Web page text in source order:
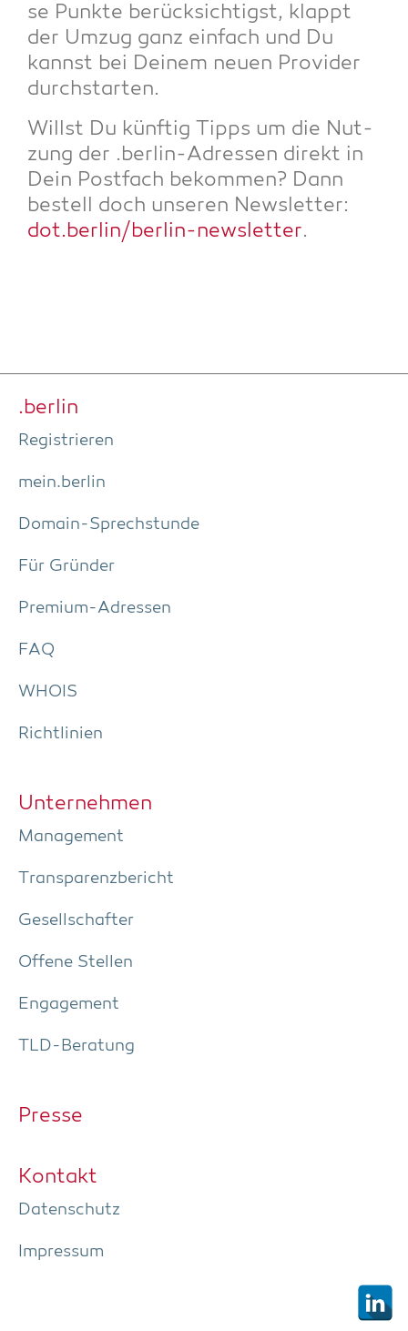
se Punk­te berück­sich­tigst, klappt
der Umzug ganz ein­fach und Du
kannst bei Dei­nem neu­en Pro­vi­der
durchstarten.
Willst Du künf­tig Tipps um die Nut­
zung der .ber­lin-Adres­sen direkt in
Dein Post­fach bekom­men? Dann
bestell doch unse­ren News­let­ter:
dot.berlin/berlin-newsletter.
.ber­lin
Regis­trie­ren
mein.berlin
Domain-Sprech­stun­de
Für Grün­der
Pre­­mi­um-Adres­­sen
FAQ
WHOIS
Richt­li­ni­en
Unter­neh­men
Manage­ment
Trans­pa­renz­be­richt
Gesell­schaf­ter
Offe­ne Stellen
Enga­ge­ment
TLD-Bera­tung
Pres­se
Kon­takt
Daten­schutz
Impres­sum